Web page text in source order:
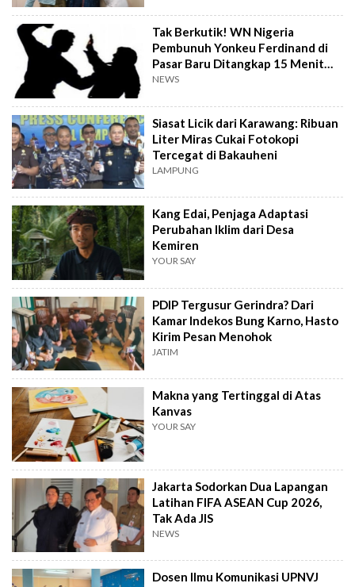
Tak Berkutik! WN Nigeria
Pembunuh Yonkeu Ferdinand di
Pasar Baru Ditangkap 15 Menit
Setelah Kejadian
NEWS
Siasat Licik dari Karawang: Ribuan
Liter Miras Cukai Fotokopi
Tercegat di Bakauheni
LAMPUNG
Kang Edai, Penjaga Adaptasi
Perubahan Iklim dari Desa
Kemiren
YOUR SAY
PDIP Tergusur Gerindra? Dari
Kamar Indekos Bung Karno, Hasto
Kirim Pesan Menohok
JATIM
Makna yang Tertinggal di Atas
Kanvas
YOUR SAY
Jakarta Sodorkan Dua Lapangan
Latihan FIFA ASEAN Cup 2026,
Tak Ada JIS
NEWS
Dosen Ilmu Komunikasi UPNVJ